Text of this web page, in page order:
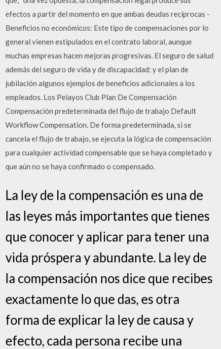
efectos a partir del momento en que ambas deudas recíprocas -
Beneficios no económicos: Este tipo de compensaciones por lo
general vienen estipulados en el contrato laboral, aunque
muchas empresas hacen mejoras progresivas. El seguro de salud
además del seguro de vida y de discapacidad; y el plan de
jubilación algunos ejemplos de beneficios adicionales a los
empleados. Los Pelayos Club Plan De Compensación
Compensación predeterminada del flujo de trabajo Default
Workflow Compensation. De forma predeterminada, si se
cancela el flujo de trabajo, se ejecuta la lógica de compensación
para cualquier actividad compensable que se haya completado y
que aún no se haya confirmado o compensado.
La ley de la compensación es una de
las leyes más importantes que tienes
que conocer y aplicar para tener una
vida próspera y abundante. La ley de
la compensación nos dice que recibes
exactamente lo que das, es otra
forma de explicar la ley de causa y
efecto, cada persona recibe una